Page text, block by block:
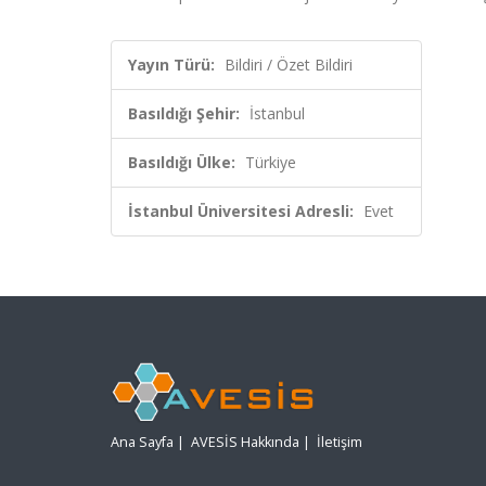
Yayın Türü: Bildiri / Özet Bildiri
Basıldığı Şehir: İstanbul
Basıldığı Ülke: Türkiye
İstanbul Üniversitesi Adresli: Evet
Ana Sayfa | AVESİS Hakkında | İletişim